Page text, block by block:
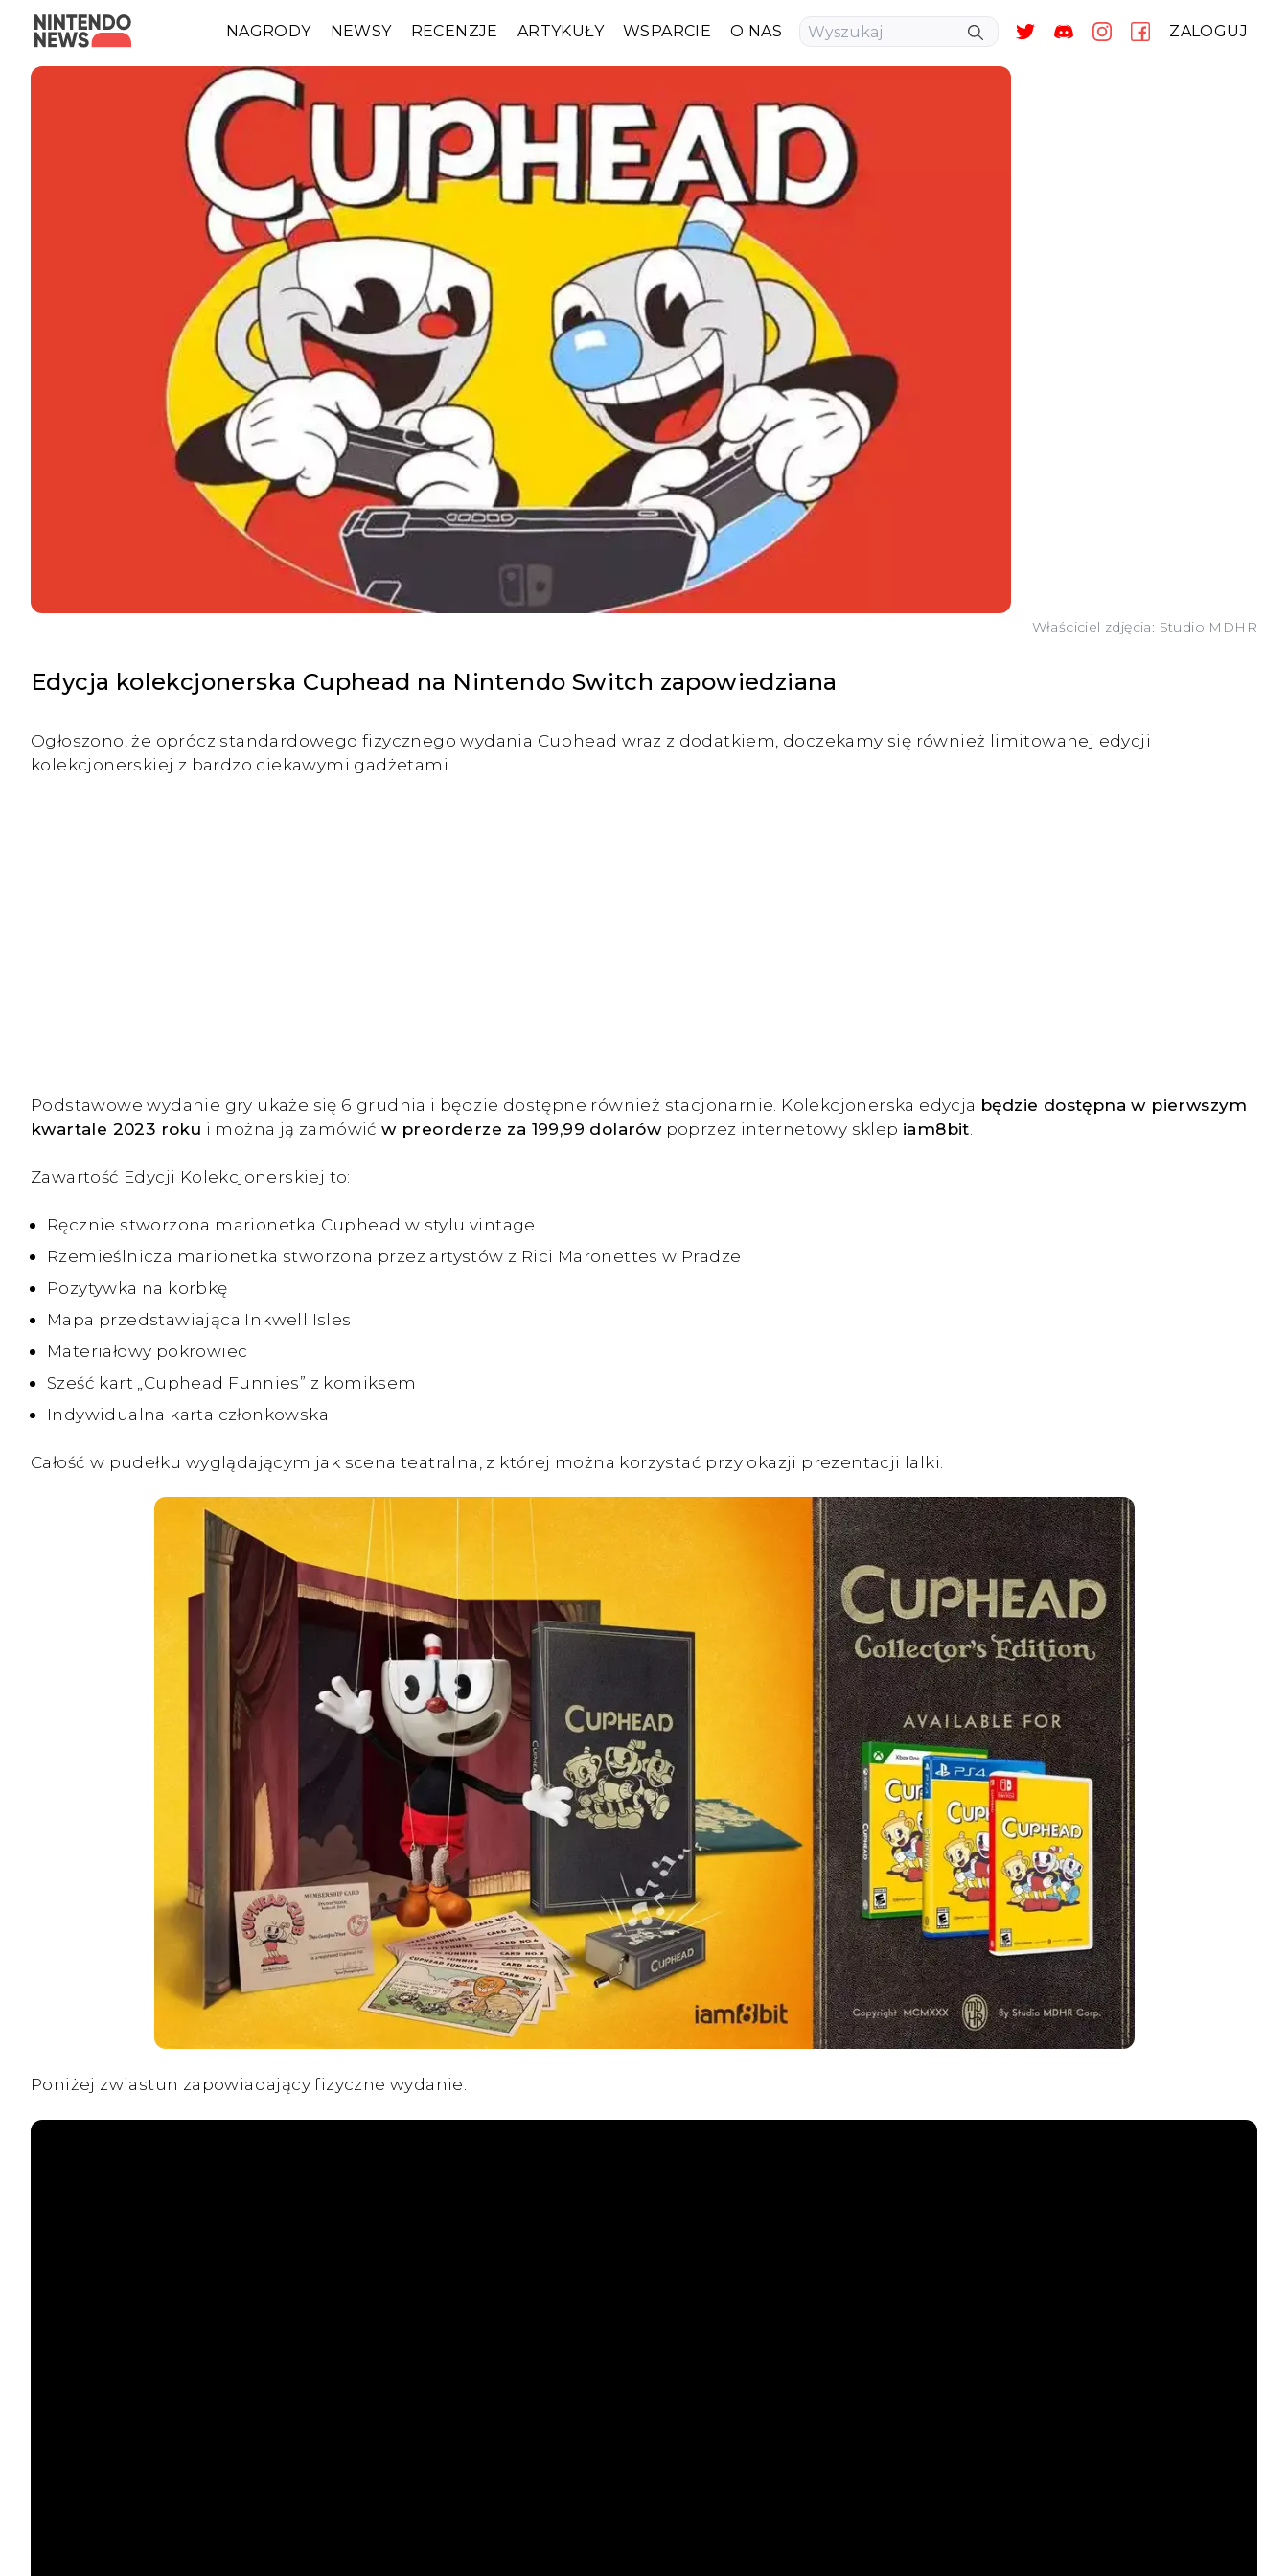
NAGRODY NEWSY RECENZJE ARTYKUŁY WSPARCIE O NAS ZALOGUJ
Właściciel zdjęcia: Studio MDHR
Edycja kolekcjonerska Cuphead na Nintendo Switch zapowiedziana
Ogłoszono, że oprócz standardowego fizycznego wydania Cuphead wraz z dodatkiem, doczekamy się również limitowanej edycji
kolekcjonerskiej z bardzo ciekawymi gadżetami.
Podstawowe wydanie gry ukaże się 6 grudnia i będzie dostępne również stacjonarnie. Kolekcjonerska edycja będzie dostępna w pierwszym
kwartale 2023 roku i można ją zamówićw preorderze za 199,99 dolarówpoprzez internetowy sklep iam8bit
Zawartość Edycji Kolekcjonerskiej to:
Ręcznie stworzona marionetka Cuphead w stylu vintage
Rzemieślnicza marionetka stworzona przez artystów z Rici Maronettes w Pradze
Pozytywka na korbkę
Mapa przedstawiająca Inkwell Isles
Materiałowy pokrowiec
Sześć kart „Cuphead Funnies” z komiksem
Indywidualna karta członkowska
Całość w pudełku wyglądającym jak scena teatralna, z której można korzystać przy okazji prezentacji lalki.
Poniżej zwiastun zapowiadający fizyczne wydanie: